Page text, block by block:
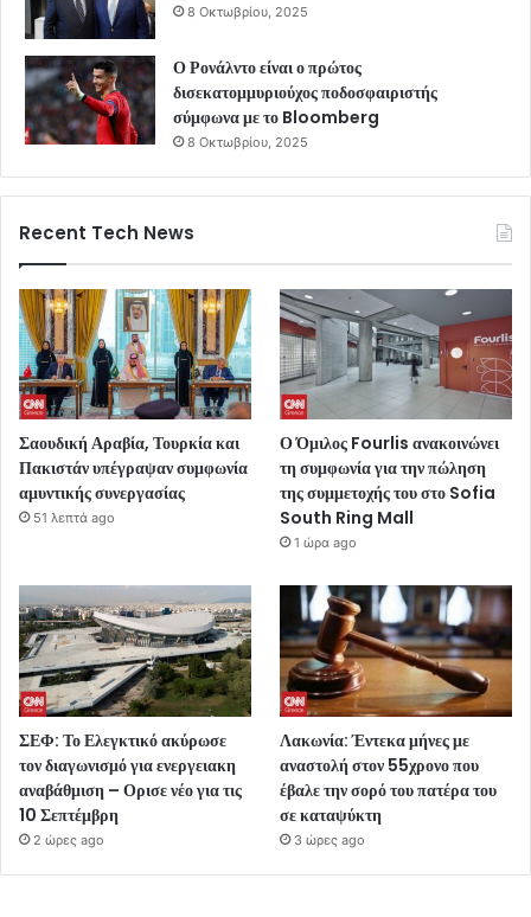
8 Οκτωβρίου, 2025
Ο Ρονάλντο είναι ο πρώτος
δισεκατομμυριούχος ποδοσφαιριστής
σύμφωνα με το Bloomberg
8 Οκτωβρίου, 2025
Recent Tech News
Σαουδική Αραβία, Τουρκία και
Πακιστάν υπέγραψαν συμφωνία
αμυντικής συνεργασίας
51 λεπτά ago
Ο Όμιλος Fourlis ανακοινώνει
τη συμφωνία για την πώληση
της συμμετοχής του στο Sofia
South Ring Mall
1 ώρα ago
ΣΕΦ: Το Ελεγκτικό ακύρωσε
τον διαγωνισμό για ενεργειακη
αναβάθμιση – Ορισε νέο για τις
10 Σεπτέμβρη
2 ώρες ago
Λακωνία: Έντεκα μήνες με
αναστολή στον 55χρονο που
έβαλε την σορό του πατέρα του
σε καταψύκτη
3 ώρες ago